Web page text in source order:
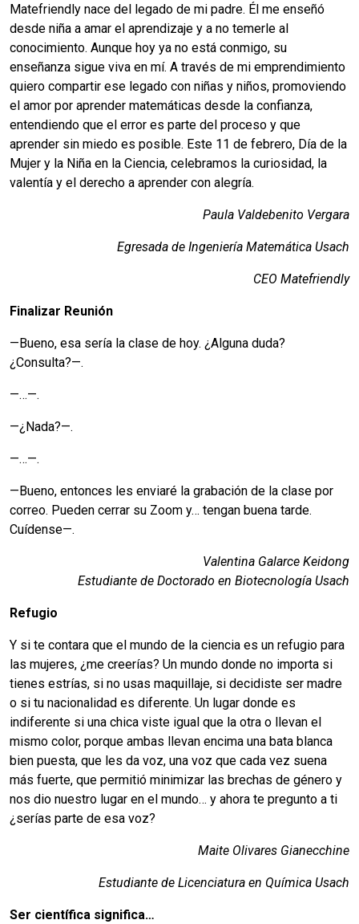
Matefriendly nace del legado de mi padre. Él me enseñó
desde niña a amar el aprendizaje y a no temerle al
conocimiento. Aunque hoy ya no está conmigo, su
enseñanza sigue viva en mí. A través de mi emprendimiento
quiero compartir ese legado con niñas y niños, promoviendo
el amor por aprender matemáticas desde la confianza,
entendiendo que el error es parte del proceso y que
aprender sin miedo es posible. Este 11 de febrero, Día de la
Mujer y la Niña en la Ciencia, celebramos la curiosidad, la
valentía y el derecho a aprender con alegría.
Paula Valdebenito Vergara
Egresada de Ingeniería Matemática Usach
CEO Matefriendly
Finalizar Reunión
—Bueno, esa sería la clase de hoy. ¿Alguna duda?
¿Consulta?—.
—…—.
—¿Nada?—.
—…—.
—Bueno, entonces les enviaré la grabación de la clase por
correo. Pueden cerrar su Zoom y… tengan buena tarde.
Cuídense—.
Valentina Galarce Keidong
Estudiante de Doctorado en Biotecnología Usach
Refugio
Y si te contara que el mundo de la ciencia es un refugio para
las mujeres, ¿me creerías? Un mundo donde no importa si
tienes estrías, si no usas maquillaje, si decidiste ser madre
o si tu nacionalidad es diferente. Un lugar donde es
indiferente si una chica viste igual que la otra o llevan el
mismo color, porque ambas llevan encima una bata blanca
bien puesta, que les da voz, una voz que cada vez suena
más fuerte, que permitió minimizar las brechas de género y
nos dio nuestro lugar en el mundo… y ahora te pregunto a ti
¿serías parte de esa voz?
Maite Olivares Gianecchine
Estudiante de Licenciatura en Química Usach
Ser científica significa…